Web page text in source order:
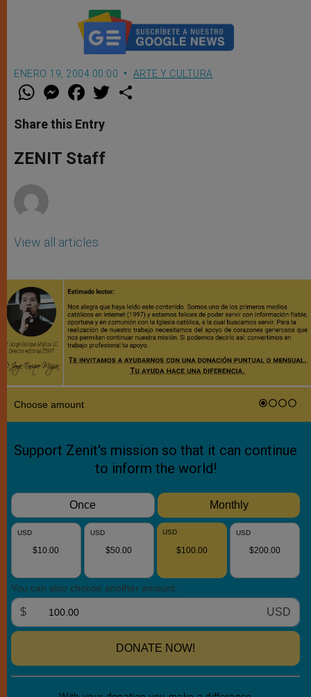
ENERO 19, 2004 00:00 ARTE Y CULTURA
W
t
s
p
p
M
e
s
e
g
e
F
a
e
b
o
k
w
Share this Entry
ZENIT Staff
View all articles